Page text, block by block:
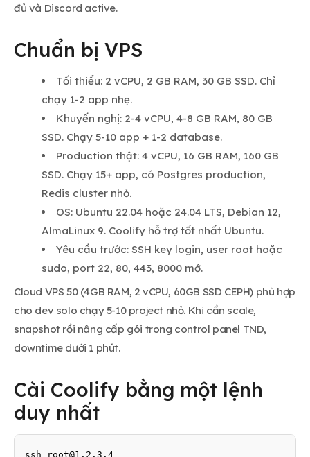
đủ và Discord active.
Chuẩn bị VPS
Tối thiểu: 2 vCPU, 2 GB RAM, 30 GB SSD. Chỉ
chạy 1-2 app nhẹ.
Khuyến nghị: 2-4 vCPU, 4-8 GB RAM, 80 GB
SSD. Chạy 5-10 app + 1-2 database.
Production thật: 4 vCPU, 16 GB RAM, 160 GB
SSD. Chạy 15+ app, có Postgres production,
Redis cluster nhỏ.
OS: Ubuntu 22.04 hoặc 24.04 LTS, Debian 12,
AlmaLinux 9. Coolify hỗ trợ tốt nhất Ubuntu.
Yêu cầu trước: SSH key login, user root hoặc
sudo, port 22, 80, 443, 8000 mở.
Cloud VPS 50 (4GB RAM, 2 vCPU, 60GB SSD CEPH) phù hợp
cho dev solo chạy 5-10 project nhỏ. Khi cần scale,
snapshot rồi nâng cấp gói trong control panel TND,
downtime dưới 1 phút.
Cài Coolify bằng một lệnh
duy nhất
ssh root@1.2.3.4